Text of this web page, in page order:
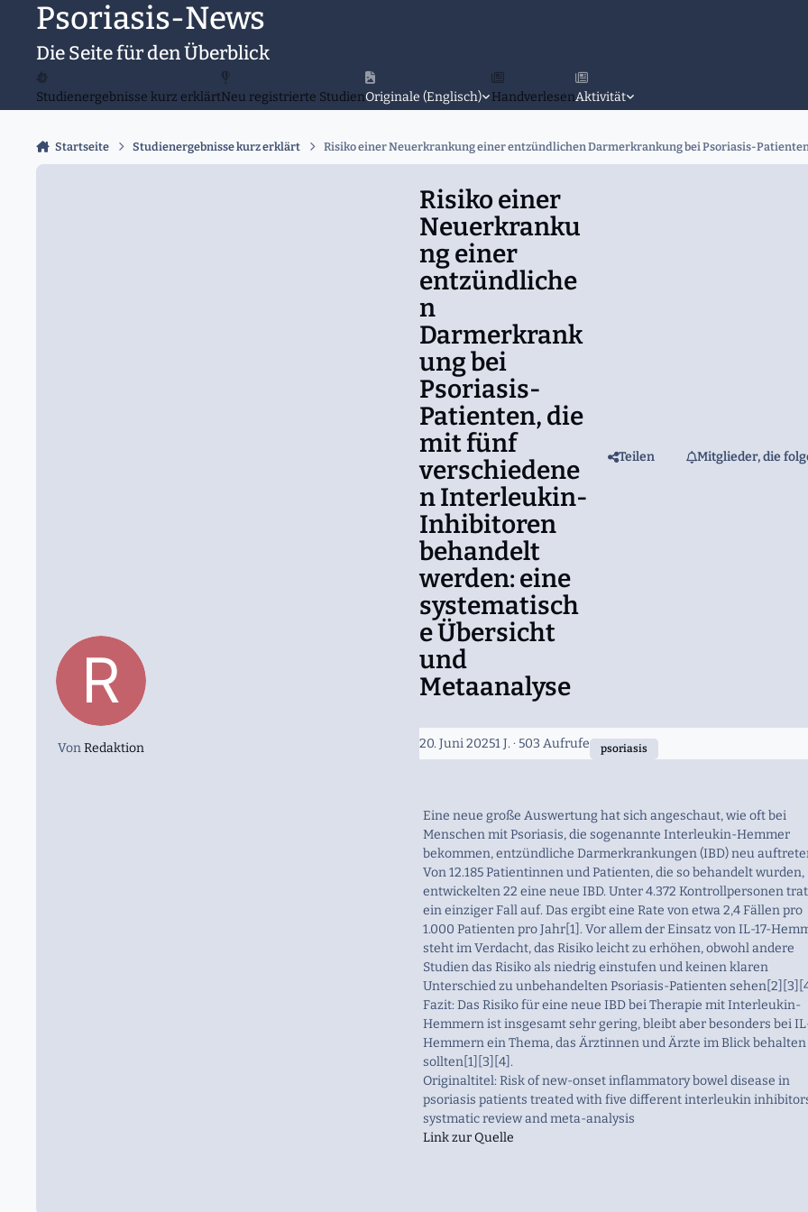
Zu Inhalt springen
Psoriasis-News
Die Seite für den Überblick
Studienergebnisse kurz erklärtNeu registrierte StudienOriginale (Englisch) HandverlesenAktivität
Startseite Studienergebnisse kurz erklärt Risiko einer Neuerkrankung einer entzündlichen Darmerkrankung bei Psoriasis-
VonRedaktion
Risiko einer
Neuerkranku
ng einer
entzündliche
n
Darmerkrank
ung bei
Psoriasis-
Patienten, die
mit fünf
verschiedene
n Interleukin-
Inhibitoren
behandelt
werden: eine
systematisch
e Übersicht
und
Metaanalyse
Teilen Mitglieder, die
20. Juni 20251 J. · 503 Aufrufe psoriasis
Eine neue große Auswertung hat sich angeschaut, wie oft bei
Menschen mit Psoriasis, die sogenannte Interleukin-Hemmer
bekommen, entzündliche Darmerkrankungen (IBD) neu
Von 12.185 Patientinnen und Patienten, die so behandelt wurden,
entwickelten 22 eine neue IBD. Unter 4.372 Kontrollpersonen
ein einziger Fall auf. Das ergibt eine Rate von etwa 2,4 Fällen pro
1.000 Patienten pro Jahr[1]. Vor allem der Einsatz von IL-17-
steht im Verdacht, das Risiko leicht zu erhöhen, obwohl andere
Studien das Risiko als niedrig einstufen und keinen klaren
Unterschied zu unbehandelten Psoriasis-Patienten
Fazit: Das Risiko für eine neue IBD bei Therapie mit Interleukin-
Hemmern ist insgesamt sehr gering, bleibt aber besonders bei
Hemmern ein Thema, das Ärztinnen und Ärzte im Blick behalten
sollten[1][3][4].
Originaltitel: Risk of new-onset inflammatory bowel disease in
psoriasis patients treated with five different interleukin
systmatic review and meta-analysis
Link zur Quelle